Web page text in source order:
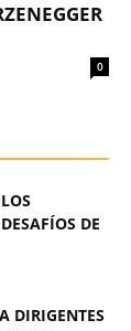
0
DE
DIRIGENTES